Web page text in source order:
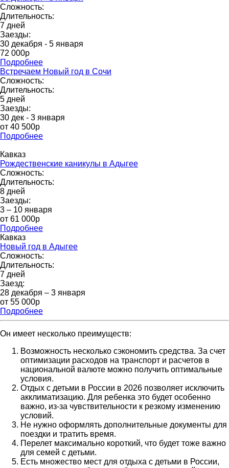
Сложность:
Длительность:
7 дней
Заезды:
30 декабря - 5 января
72 000p
Подробнее
Встречаем Новый год в Сочи
Сложность:
Длительность:
5 дней
Заезды:
30 дек - 3 января
от 40 500р
Подробнее
Кавказ
Рождественские каникулы в Адыгее
Сложность:
Длительность:
8 дней
Заезды:
3 – 10 января
от 61 000p
Подробнее
Кавказ
Новый год в Адыгее
Сложность:
Длительность:
7 дней
Заезд:
28 декабря – 3 января
от 55 000р
Подробнее
Он имеет несколько преимуществ:
Возможность несколько сэкономить средства. За счет
оптимизации расходов на транспорт и расчетов в
национальной валюте можно получить оптимальные
условия.
Отдых с детьми в России в 2026 позволяет исключить
акклиматизацию. Для ребенка это будет особенно
важно, из-за чувствительности к резкому изменению
условий.
Не нужно оформлять дополнительные документы для
поездки и тратить время.
Перелет максимально короткий, что будет тоже важно
для семей с детьми.
Есть множество мест для отдыха с детьми в России,